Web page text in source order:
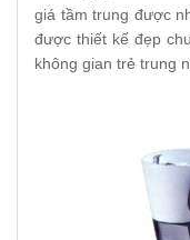
giá tầm trung được
được thiết kế đẹp
không gian trẻ trung